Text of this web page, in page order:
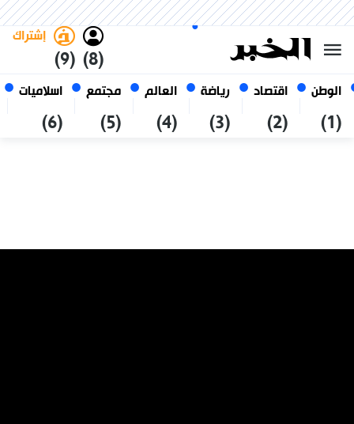
الوطن
(1)
اقتصاد
(2)
رياضة
(3)
العالم
(4)
مجتمع
(5)
اسلاميات
(6)
(8)
إشتراك
(9)
أغسطس 2026
الجزائر